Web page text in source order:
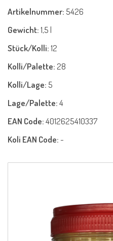
Artikelnummer: 5426
Gewicht:1,5 l
Stück/Kolli:12
Kolli/Palette:28
Kolli/Lage: 5
Lage/Palette:4
EAN Code:4012625410337
Koli EAN Code:-